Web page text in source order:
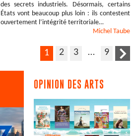
des secrets industriels. Désormais, certains
États vont beaucoup plus loin : ils contestent
ouvertement l’intégrité territoriale…
Michel Taube
1 2 3 … 9
OPINION DES ARTS